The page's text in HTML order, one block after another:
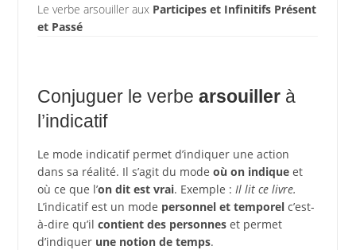
Le verbe arsouiller aux Participes et Infinitifs Présent
et Passé
Conjuguer le verbe arsouillerà
l’indicatif
Le mode indicatif permet d’indiquer une action
dans sa réalité. Il s’agit du mode où on indiqueet
où ce que l’on dit est vrai. Exemple : Il lit ce livre.
L’indicatif est un mode personnel et temporelc’est-
à-dire qu’il contient des personneset permet
d’indiquer une notion de temps.